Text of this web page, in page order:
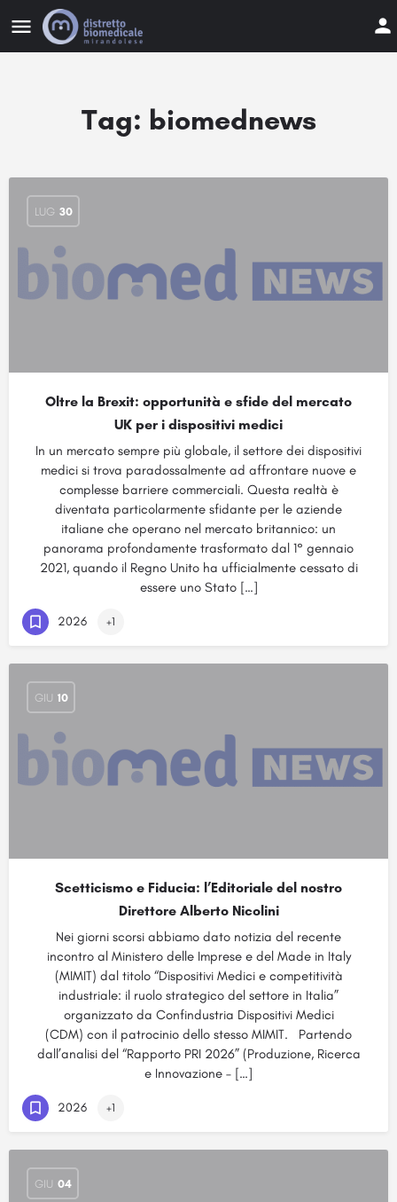
Tag: biomednews
LUG 30
Oltre la Brexit: opportunità e sfide del mercato
UK per i dispositivi medici
In un mercato sempre più globale, il settore dei dispositivi
medici si trova paradossalmente ad affrontare nuove e
complesse barriere commerciali. Questa realtà è
diventata particolarmente sfidante per le aziende
italiane che operano nel mercato britannico: un
panorama profondamente trasformato dal 1° gennaio
2021, quando il Regno Unito ha ufficialmente cessato di
essere uno Stato […]
2026 +1
GIU 10
Scetticismo e Fiducia: l’Editoriale del nostro
Direttore Alberto Nicolini
Nei giorni scorsi abbiamo dato notizia del recente
incontro al Ministero delle Imprese e del Made in Italy
(MIMIT) dal titolo “Dispositivi Medici e competitività
industriale: il ruolo strategico del settore in Italia”
organizzato da Confindustria Dispositivi Medici
(CDM) con il patrocinio dello stesso MIMIT. Partendo
dall’analisi del “Rapporto PRI 2026” (Produzione, Ricerca
e Innovazione – […]
2026 +1
GIU 04